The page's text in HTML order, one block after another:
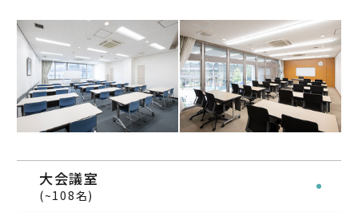
大会議室
(~108名)